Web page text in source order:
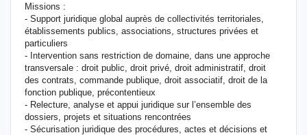
Missions :
- Support juridique global auprès de collectivités territoriales,
établissements publics, associations, structures privées et
particuliers
- Intervention sans restriction de domaine, dans une approche
transversale : droit public, droit privé, droit administratif, droit
des contrats, commande publique, droit associatif, droit de la
fonction publique, précontentieux
- Relecture, analyse et appui juridique sur l’ensemble des
dossiers, projets et situations rencontrées
- Sécurisation juridique des procédures, actes et décisions et